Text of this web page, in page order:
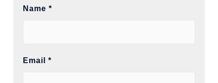
Name *
Email *